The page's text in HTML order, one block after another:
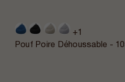
+1
Pouf Poire Déhoussable -